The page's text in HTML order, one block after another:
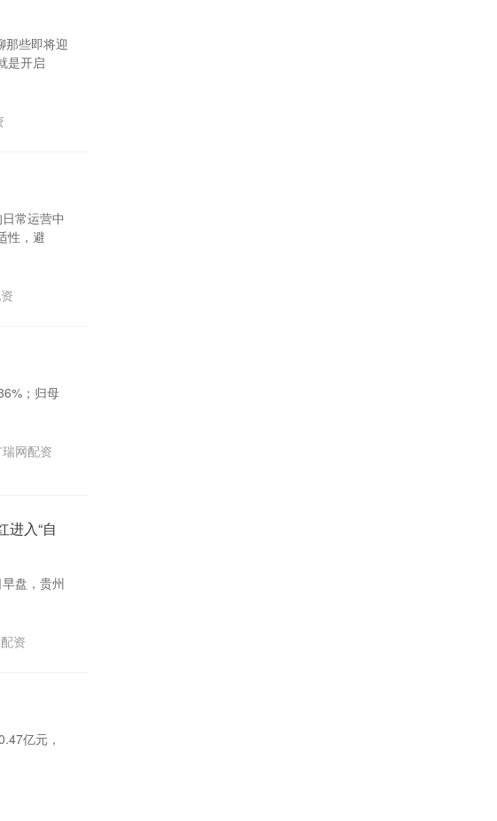
那些即将迎
是开启
常运营中
性，避
；归母
瑞网配资
进入“自
盘，贵州
资
亿元，